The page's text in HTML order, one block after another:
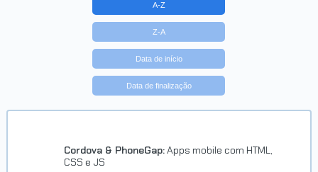
A-Z
Z-A
Data de início
Data de finalização
Cordova & PhoneGap:Apps mobile com HTML,
CSS e JS